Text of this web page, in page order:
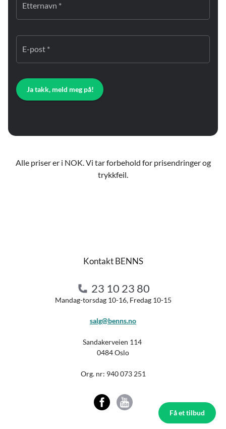
Få et tilbud
Etternavn *
E-post *
Ja takk, meld meg på!
Alle priser er i NOK. Vi tar forbehold for prisendringer og
trykkfeil.
Kontakt BENNS
23 10 23 80
Mandag-torsdag 10-16, Fredag 10-15
salg@benns.no
Sandakerveien 114
0484 Oslo
Org. nr: 940 073 251